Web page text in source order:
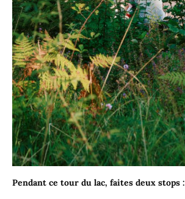
Pendant ce tour du lac, faites deux stops :